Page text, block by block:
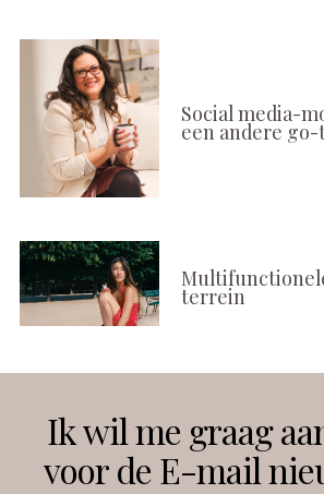
Social media-
een andere go-
terrein
Instagram
Ik wil me graag
voor de E-mail